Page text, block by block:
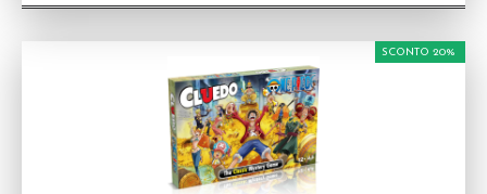
SCONTO 20%